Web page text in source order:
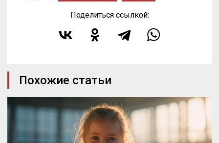
Поделиться ссылкой:
Похожие статьи